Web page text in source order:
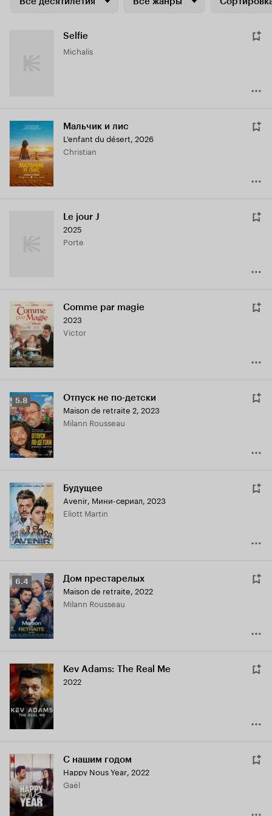
Selfie
Michalis
Мальчик и лис
L'enfant du désert, 2026
Christian
Le jour J
2025
Porte
Comme par magie
2023
Victor
Рейтинг
Кинопоиска
5.8
5.8 Отпуск не по-детски
Maison de retraite 2, 2023
Milann Rousseau
Будущее
Avenir, Мини-сериал, 2023
Eliott Martin
Рейтинг
Кинопоиска
6.4
6.4 Дом престарелых
Maison de retraite, 2022
Milann Rousseau
Kev Adams: The Real Me
2022
С нашим годом
Happy Nous Year, 2022
Gaël